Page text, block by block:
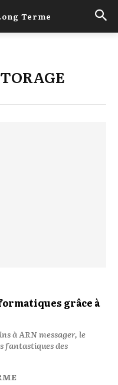
Terme
grâce à
à ARN messager, le
fantastiques des